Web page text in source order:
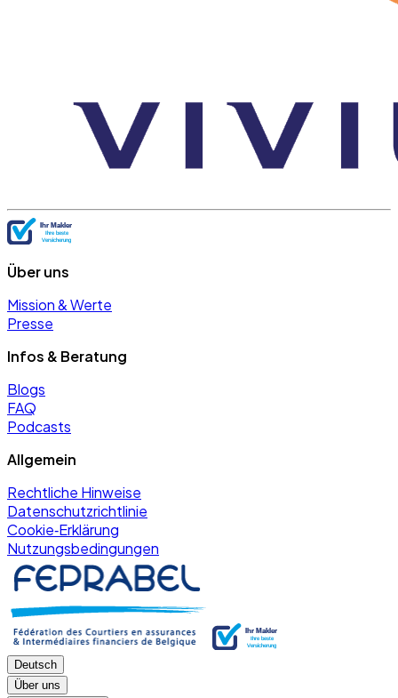
Über uns
Mission & Werte
Presse
Infos & Beratung
Blogs
FAQ
Podcasts
Allgemein
Rechtliche Hinweise
Datenschutzrichtlinie
Cookie‑Erklärung
Nutzungsbedingungen
Deutsch
Über uns